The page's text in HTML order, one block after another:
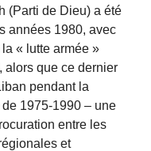
(Parti de Dieu) a été
années 1980, avec
« lutte armée »
alors que ce dernier
pendant la
1975-1990 – une
entre les
et